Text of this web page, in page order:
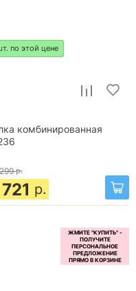
по этой цене
комбинированная
р.
р.